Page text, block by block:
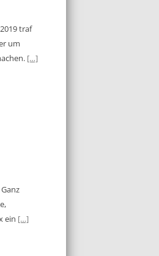
traf
um
[…]
ein […]